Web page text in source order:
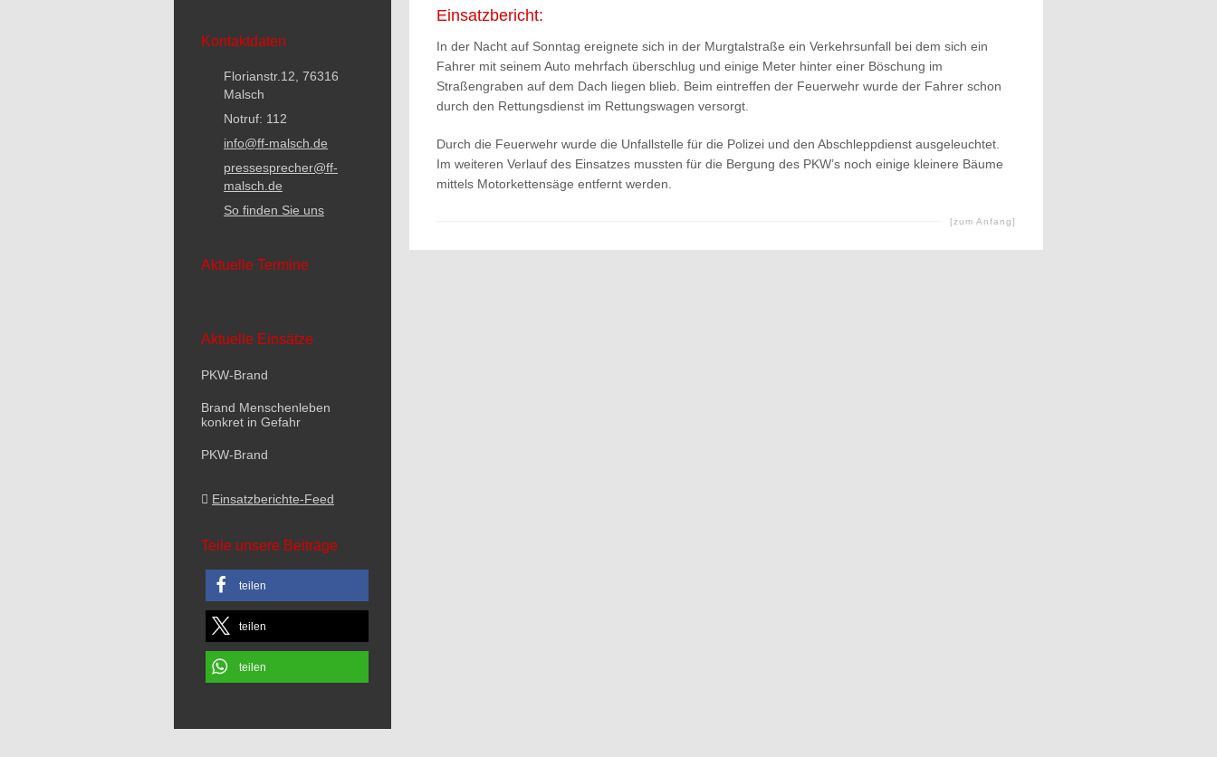
Einsatzbericht:
In der Nacht auf Sonntag ereignete sich in der Murgtalstraße ein Verkehrsunfall bei dem sich ein
Fahrer mit seinem Auto mehrfach überschlug und einige Meter hinter einer Böschung im
Straßengraben auf dem Dach liegen blieb. Beim eintreffen der Feuerwehr wurde der Fahrer schon
durch den Rettungsdienst im Rettungswagen versorgt.
Durch die Feuerwehr wurde die Unfallstelle für die Polizei und den Abschleppdienst ausgeleuchtet.
Im weiteren Verlauf des Einsatzes mussten für die Bergung des PKW’s noch einige kleinere Bäume
mittels Motorkettensäge entfernt werden.
[zum Anfang]
Kontaktdaten
Florianstr.12, 76316
Malsch
Notruf: 112
info@ff-malsch.de
pressesprecher@ff-
malsch.de
So finden Sie uns
Aktuelle Termine
Aktuelle Einsätze
PKW-Brand
Brand Menschenleben
konkret in Gefahr
PKW-Brand
Einsatzberichte-Feed
Teile unsere Beiträge
teilen
teilen
teilen